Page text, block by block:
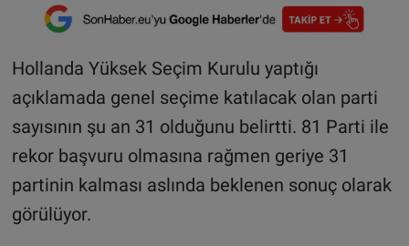
Hollanda Yüksek Seçim Kurulu yaptığı
açıklamada genel seçime katılacak olan parti
sayısının şu an 31 olduğunu belirtti. 81 Parti ile
rekor başvuru olmasına rağmen geriye 31
partinin kalması aslında beklenen sonuç olarak
görülüyor.